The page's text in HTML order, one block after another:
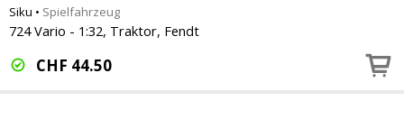
Siku • Spielfahrzeug
724 Vario - 1:32, Traktor, Fendt
CHF 44.50